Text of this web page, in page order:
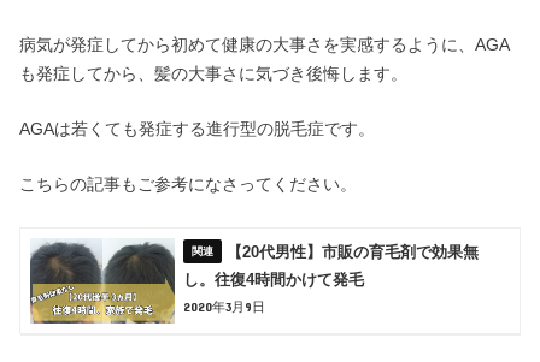
病気が発症してから初めて健康の大事さを実感するように、AGA
も発症してから、髪の大事さに気づき後悔します。
AGAは若くても発症する進行型の脱毛症です。
こちらの記事もご参考になさってください。
【20代男性】市販の育毛剤で効果無
し。往復4時間かけて発毛
2020年3月9日